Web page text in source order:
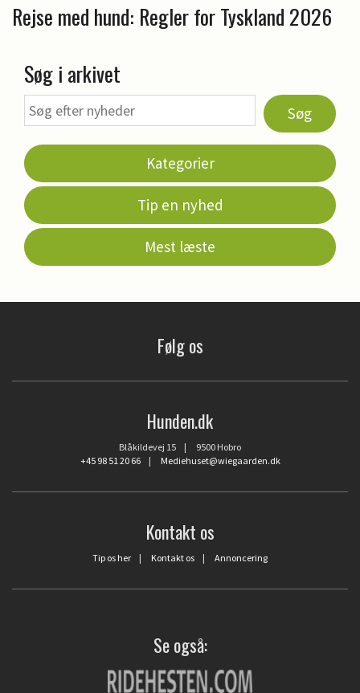
Rejse med hund: Regler for Tyskland 2026
Søg i arkivet
Søg
Kategorier
Tip en nyhed
Mest læste
Følg os
Hunden.dk
Blåkildevej 15 | 9500 Hobro
+45 98 51 20 66| Mediehuset@wiegaarden.dk
Kontakt os
Tip os her | Kontakt os | Annoncering
Se også: